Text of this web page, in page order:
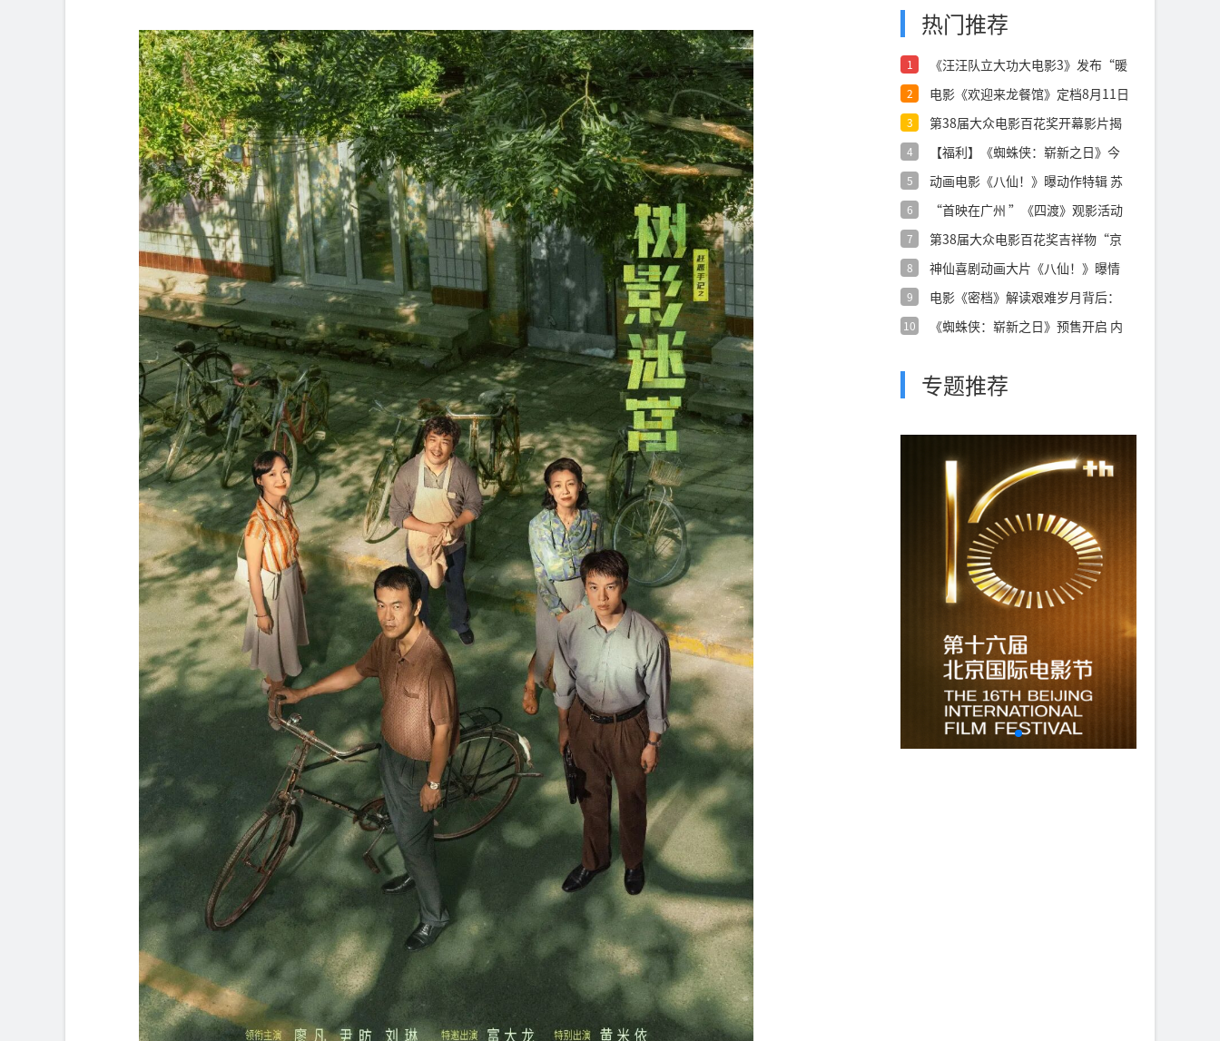
热门推荐
1
《汪汪队立大功大电影3》发布“暖
2
电影《欢迎来龙餐馆》定档8月11日
3
第38届大众电影百花奖开幕影片揭
4
【福利】《蜘蛛侠：崭新之日》今
5
动画电影《八仙！》曝动作特辑 苏
6
“首映在广州 ”《四渡》观影活动
7
第38届大众电影百花奖吉祥物“京
8
神仙喜剧动画大片《八仙！》曝情
9
电影《密档》解读艰难岁月背后：
10
《蜘蛛侠：崭新之日》预售开启 内
专题推荐